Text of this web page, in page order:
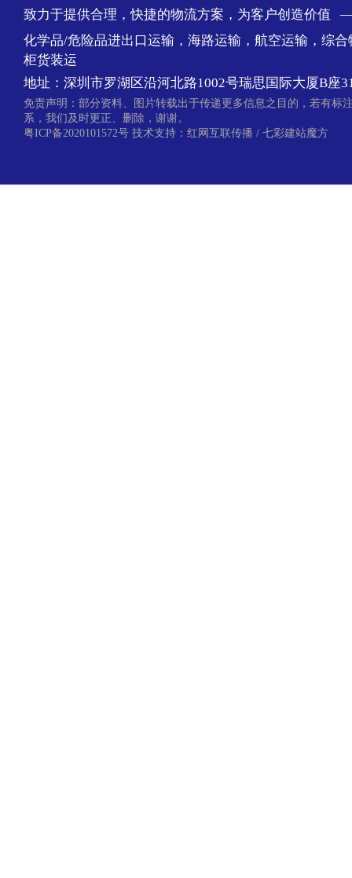
致力于提供合理，快捷的物流方案，为客户创造
化学品/危险品进出口运输，海路运输，航空运输，综
柜货装运
地址：深圳市罗湖区沿河北路1002号瑞思国际大厦B座
免责声明：部分资料、图片转载出于传递更多信息之目的，若有标
系，我们及时更正、删除，谢谢。
粤ICP备2020101572号技术支持： 红网互联传播 / 七彩建站魔方